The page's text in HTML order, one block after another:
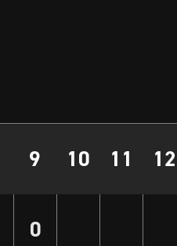
9 10 11 12
0